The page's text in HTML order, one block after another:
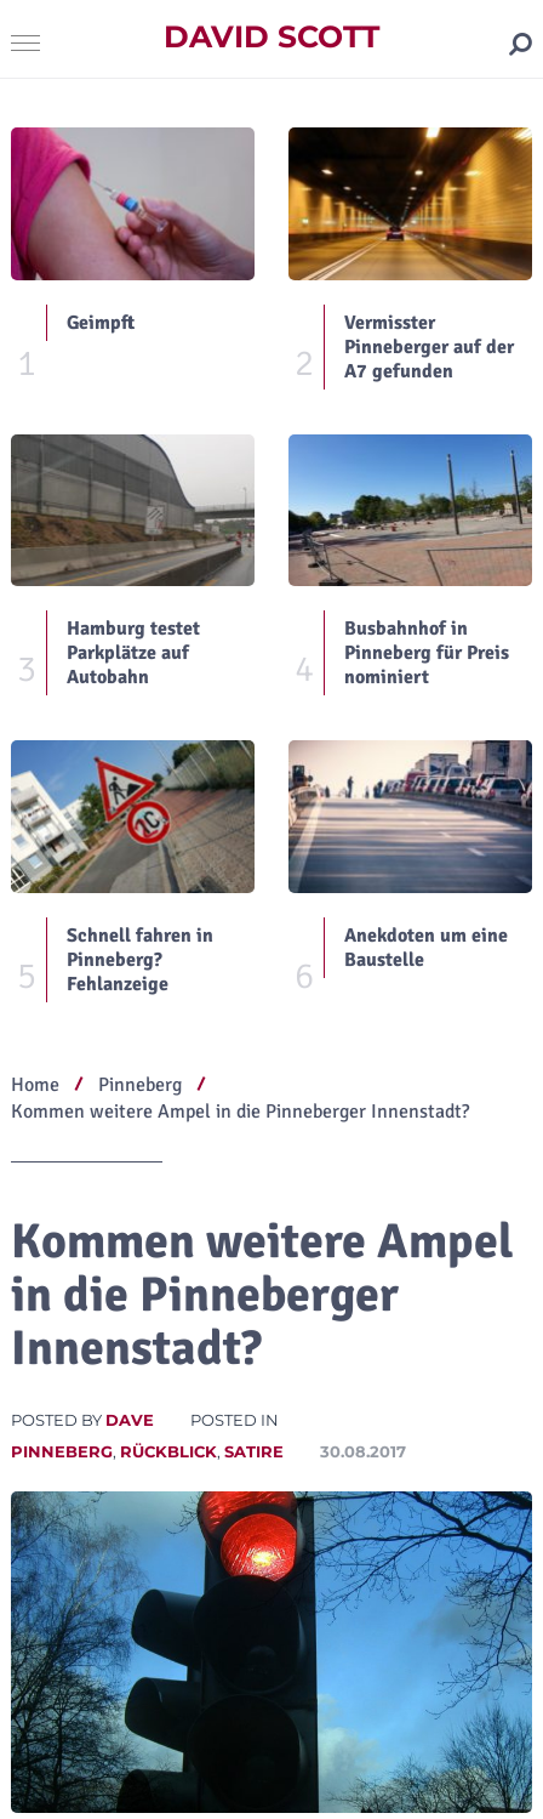
DAVID SCOTT
1
Geimpft
2
Vermisster
Pinneberger auf der
A7 gefunden
3
Hamburg testet
Parkplätze auf
Autobahn
4
Busbahnhof in
Pinneberg für Preis
nominiert
5
Schnell fahren in
Pinneberg?
Fehlanzeige
6
Anekdoten um eine
Baustelle
Home
Pinneberg
Kommen weitere Ampel in die Pinneberger Innenstadt?
Kommen weitere Ampel
in die Pinneberger
Innenstadt?
POSTED BY DAVE
POSTED IN
PINNEBERG, RÜCKBLICK, SATIRE 30.08.2017